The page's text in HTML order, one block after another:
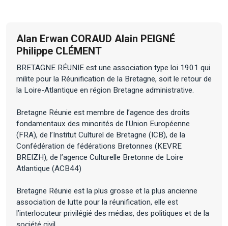
Alan Erwan CORAUD Alain PEIGNÉ
Philippe CLÉMENT
BRETAGNE RÉUNIE est une association type loi 1901 qui
milite pour la Réunification de la Bretagne, soit le retour de
la Loire-Atlantique en région Bretagne administrative.
Bretagne Réunie est membre de l’agence des droits
fondamentaux des minorités de l’Union Européenne
(FRA), de l’Institut Culturel de Bretagne (ICB), de la
Confédération de fédérations Bretonnes (KEVRE
BREIZH), de l’agence Culturelle Bretonne de Loire
Atlantique (ACB44)
Bretagne Réunie est la plus grosse et la plus ancienne
association de lutte pour la réunification, elle est
l’interlocuteur privilégié des médias, des politiques et de la